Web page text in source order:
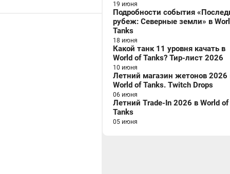
19 июня
Подробности события
рубеж: Северные земли» в
Tanks
18 июня
Какой танк 11 уровня качать в
World of Tanks? Тир-лист 2026
10 июня
Летний магазин жетонов 2026
World of Tanks. Twitch Drops
06 июня
Летний Trade-In 2026 в World of
Tanks
05 июня